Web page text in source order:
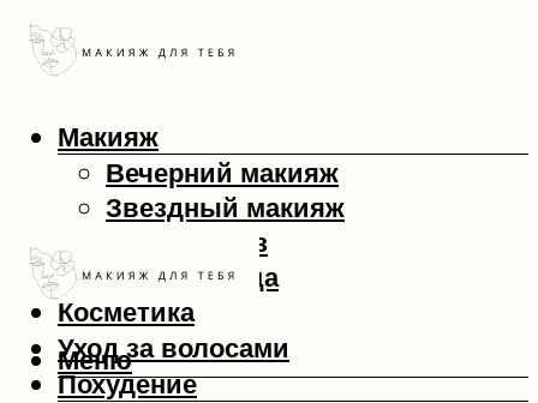
Макияж
Вечерний макияж
Звездный макияж
Макияж глаз
Макияж лица
Косметика
Уход за волосами
Похудение
Меню